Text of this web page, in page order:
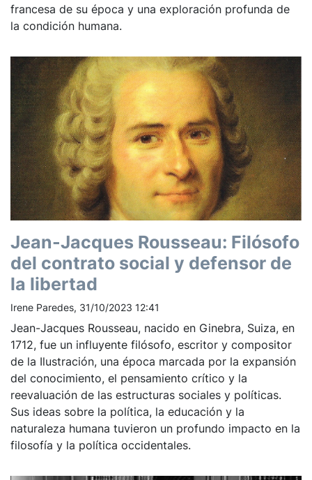
francesa de su época y una exploración profunda de
la condición humana.
Jean-Jacques Rousseau: Filósofo
del contrato social y defensor de
la libertad
Irene Paredes, 31/10/2023 12:41
Jean-Jacques Rousseau, nacido en Ginebra, Suiza, en
1712, fue un influyente filósofo, escritor y compositor
de la Ilustración, una época marcada por la expansión
del conocimiento, el pensamiento crítico y la
reevaluación de las estructuras sociales y políticas.
Sus ideas sobre la política, la educación y la
naturaleza humana tuvieron un profundo impacto en la
filosofía y la política occidentales.